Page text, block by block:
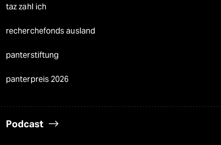
taz zahl ich
recherchefonds ausland
panterstiftung
panterpreis 2026
Podcast